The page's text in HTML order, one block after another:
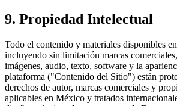
9. Propiedad Intelectual
Todo el contenido y materiales disponibles
incluyendo sin limitación marcas
imágenes, audio, texto, software y la
plataforma ("Contenido del Sitio") están
derechos de autor, marcas comerciales y
aplicables en México y tratados